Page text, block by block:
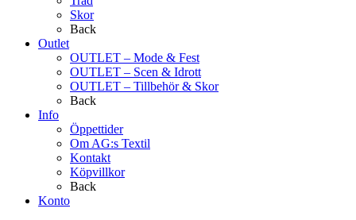
Skor
Back
Outlet
OUTLET – Mode & Fest
OUTLET – Scen & Idrott
OUTLET – Tillbehör & Skor
Back
Info
Öppettider
Om AG:s Textil
Kontakt
Köpvillkor
Back
Konto